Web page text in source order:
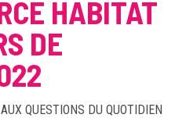
HABITAT
DE
QUESTIONS DU QUOTIDIEN